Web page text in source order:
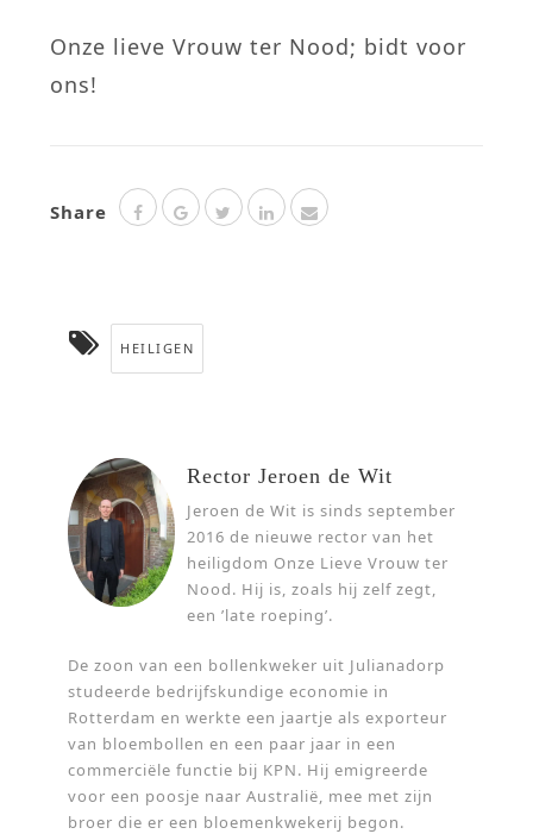
Onze lieve Vrouw ter Nood; bidt voor
ons!
Share
HEILIGEN
Rector Jeroen de Wit
Jeroen de Wit is sinds september
2016 de nieuwe rector van het
heiligdom Onze Lieve Vrouw ter
Nood. Hij is, zoals hij zelf zegt,
een ’late roeping’.
De zoon van een bollenkweker uit Julianadorp
studeerde bedrijfskundige economie in
Rotterdam en werkte een jaartje als exporteur
van bloembollen en een paar jaar in een
commerciële functie bij KPN. Hij emigreerde
voor een poosje naar Australië, mee met zijn
broer die er een bloemenkwekerij begon.